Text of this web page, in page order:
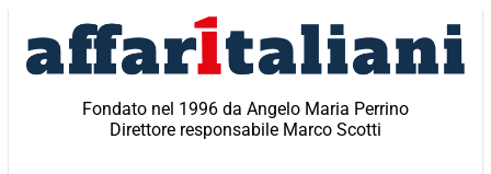
contenuto
Fondato nel 1996 da Angelo Maria Perrino
Direttore responsabile Marco Scotti